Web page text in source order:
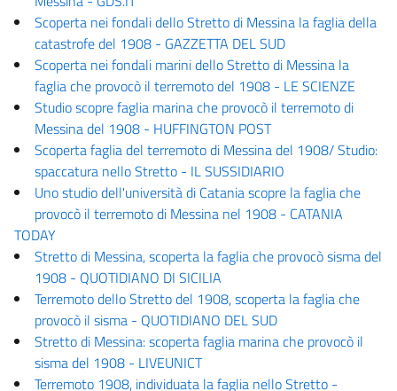
Scoperta nei fondali dello Stretto di Messina la faglia della
catastrofe del 1908 - GAZZETTA DEL SUD
Scoperta nei fondali marini dello Stretto di Messina la
faglia che provocò il terremoto del 1908 - LE SCIENZE
Studio scopre faglia marina che provocò il terremoto di
Messina del 1908 - HUFFINGTON POST
Scoperta faglia del terremoto di Messina del 1908/ Studio:
spaccatura nello Stretto - IL SUSSIDIARIO
Uno studio dell'università di Catania scopre la faglia che
provocò il terremoto di Messina nel 1908 - CATANIA
TODAY
Stretto di Messina, scoperta la faglia che provocò sisma del
1908 - QUOTIDIANO DI SICILIA
Terremoto dello Stretto del 1908, scoperta la faglia che
provocò il sisma - QUOTIDIANO DEL SUD
Stretto di Messina: scoperta faglia marina che provocò il
sisma del 1908 - LIVEUNICT
Terremoto 1908, individuata la faglia nello Stretto -